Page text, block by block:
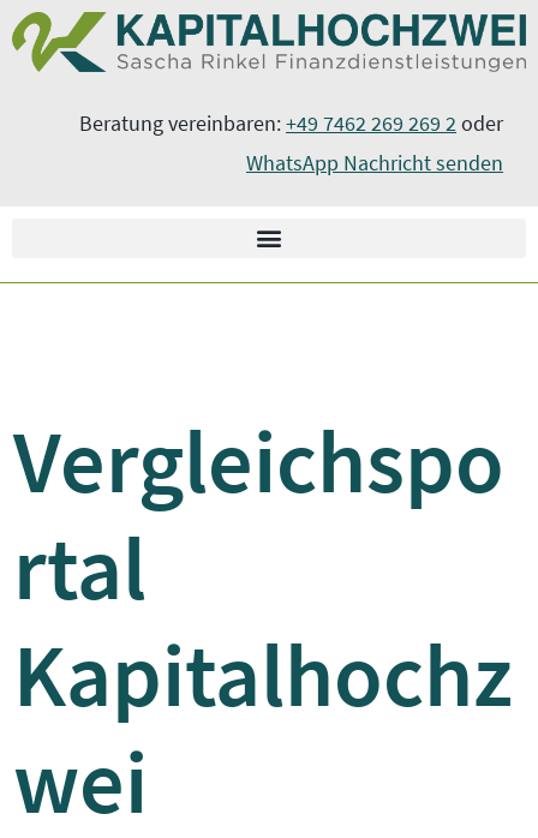
springen
Zum
Inhalt
Beratung vereinbaren:+49 7462 269 269 2oder
WhatsApp Nachricht senden
Vergleichspo
rtal
Kapitalhochz
wei